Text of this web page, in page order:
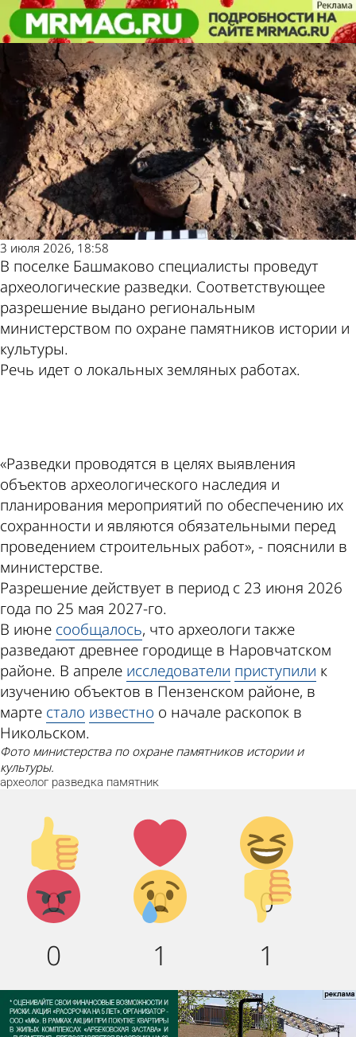
Археологи проведут разведки в
поселке Башмаково
Культура
3 июля 2026, 18:58
В поселке Башмаково специалисты проведут
археологические разведки. Соответствующее
разрешение выдано региональным
министерством по охране памятников истории и
культуры.
Речь идет о локальных земляных работах.
«Разведки проводятся в целях выявления
объектов археологического наследия и
планирования мероприятий по обеспечению их
сохранности и являются обязательными перед
проведением строительных работ», - пояснили в
министерстве.
Разрешение действует в период с 23 июня 2026
года по 25 мая 2027-го.
В июне сообщалось, что археологи также
разведают древнее городище в Наровчатском
районе. В апреле исследователи приступили к
изучению объектов в Пензенском районе, в
марте стало известно о начале раскопок в
Никольском.
Фото министерства по охране памятников истории и
культуры.
археолог разведка памятник
Палец
вверх!
0
Лайк!
0
Дикий
смех!
0
Агрессия!
0
Грусть
:(
1
Палец
вниз!
1
Археологи проведут разведки в
поселке Башмаково
Культура
Другие новости по
теме
Погода и курсы
валют в Пензе